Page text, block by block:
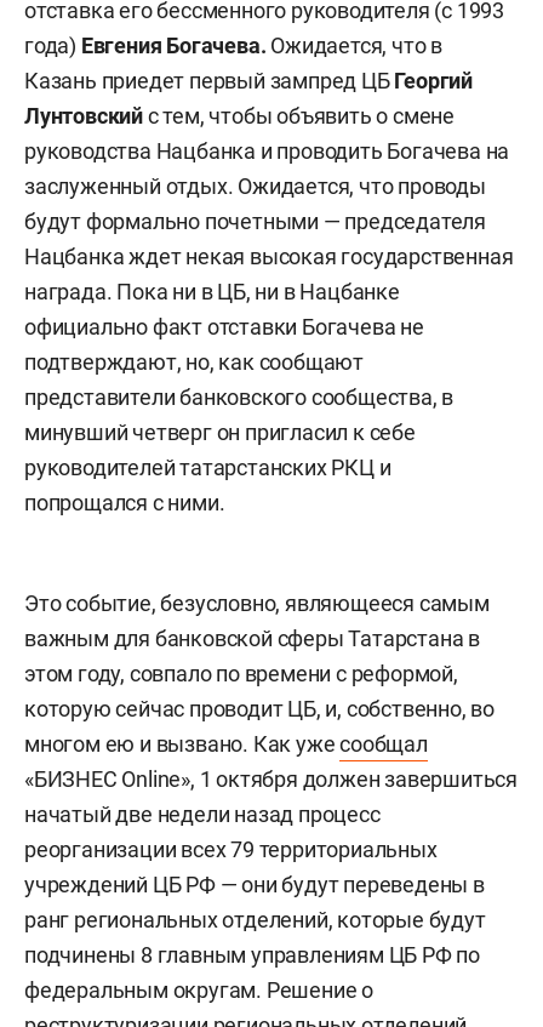
отставка его бессменного руководителя (с 1993
года) Евгения Богачева. Ожидается, что в
Казань приедет первый зампред ЦБГеоргий
Лунтовскийс тем, чтобы объявить о смене
руководства Нацбанка и проводить Богачева на
заслуженный отдых. Ожидается, что проводы
будут формально почетными — председателя
Нацбанка ждет некая высокая государственная
награда. Пока ни в ЦБ, ни в Нацбанке
официально факт отставки Богачева не
подтверждают, но, как сообщают
представители банковского сообщества, в
минувший четверг он пригласил к себе
руководителей татарстанских РКЦ и
попрощался с ними.
Это событие, безусловно, являющееся самым
важным для банковской сферы Татарстана в
этом году, совпало по времени с реформой,
которую сейчас проводит ЦБ, и, собственно, во
многом ею и вызвано. Как ужесообщал
«БИЗНЕС Online», 1 октября должен завершиться
начатый две недели назад процесс
реорганизации всех 79 территориальных
учреждений ЦБ РФ — они будут переведены в
ранг региональных отделений, которые будут
подчинены 8 главным управлениям ЦБ РФ по
федеральным округам. Решение о